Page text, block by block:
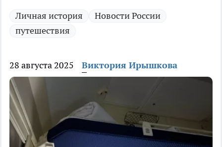
Личная история
Новости России
путешествия
28 августа 2025 Виктория Ирышкова